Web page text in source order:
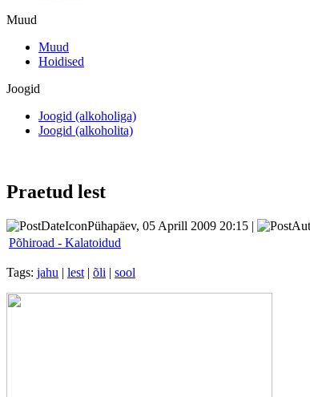
Muud
Muud
Hoidised
Joogid
Joogid (alkoholiga)
Joogid (alkoholita)
Praetud lest
Pühapäev, 05 Aprill 2009 20:15 |
Põhiroad - Kalatoidud
Tags: jahu | lest | õli | sool